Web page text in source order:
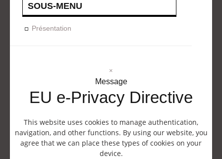
SOUS-MENU
Présentation
×
Message
EU e-Privacy Directive
This website uses cookies to manage authentication,
navigation, and other functions. By using our website, you
agree that we can place these types of cookies on your
device.